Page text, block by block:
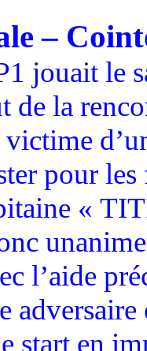
–
jouait le
la
victime
pour les
«
l’aide
start en